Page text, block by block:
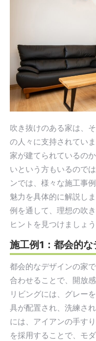
吹き抜けのある家は、
の人々に支持されてい
家が建てられているの
いという方もいるので
ンでは、様々な施工事
魅力を具体的に解説し
例を通して、理想の吹
ヒントを見つけましょう
施工例1：都会的
都会的なデザインの家
合わせることで、開放
リビングには、グレー
具が配置され、洗練さ
には、アイアンの手す
を採用することで、モ